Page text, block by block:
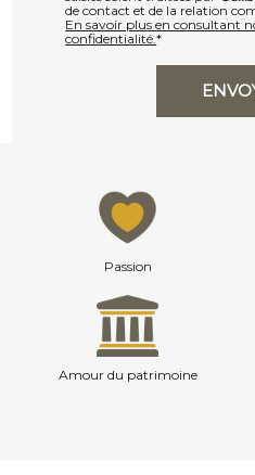
de contact et de la relation
En savoir plus en consultant
confidentialité.*
Passion
Amour du patrimoine